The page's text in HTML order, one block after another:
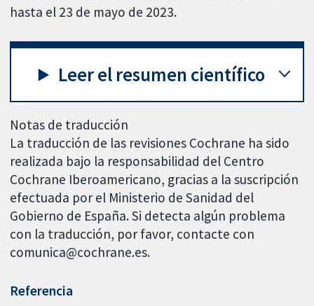
hasta el 23 de mayo de 2023.
Leer el resumen científico
Notas de traducción
La traducción de las revisiones Cochrane ha sido
realizada bajo la responsabilidad del Centro
Cochrane Iberoamericano, gracias a la suscripción
efectuada por el Ministerio de Sanidad del
Gobierno de España. Si detecta algún problema
con la traducción, por favor, contacte con
comunica@cochrane.es.
Referencia